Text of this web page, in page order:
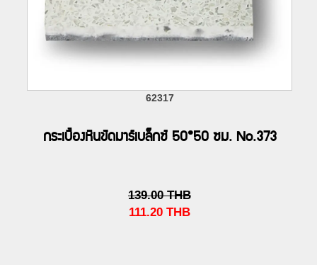
62317
กระเบื้องหินขัดมาร์เบล็กซ์ 50*50 ซม. No.373
139.00 THB
111.20 THB